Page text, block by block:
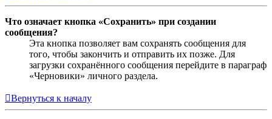
Что означает кнопка «Сохранить» при создании
сообщения?
Эта кнопка позволяет вам сохранять сообщения для
того, чтобы закончить и отправить их позже. Для
загрузки сохранённого сообщения перейдите в параграф
«Черновики» личного раздела.
Вернуться к началу